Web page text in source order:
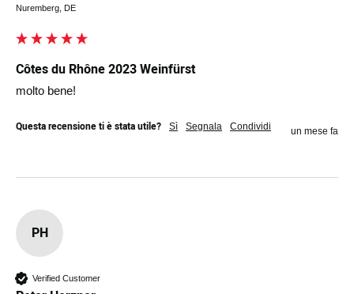
Nuremberg, DE
Côtes du Rhône 2023 Weinfürst
molto bene!
Questa recensione ti è stata utile? Sì Segnala Condividi un mese fa
PH
Verified Customer